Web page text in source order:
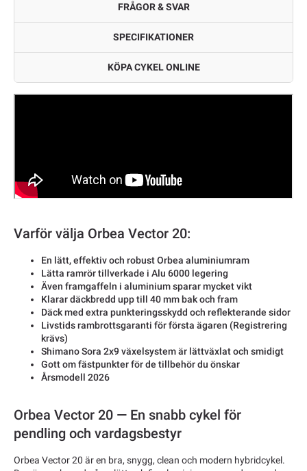
FRÅGOR & SVAR
SPECIFIKATIONER
KÖPA CYKEL ONLINE
Varför välja Orbea Vector 20:
En lätt, effektiv och robust Orbea aluminiumram
Lätta ramrör tillverkade i Alu 6000 legering
Även framgaffeln i aluminium sparar mycket vikt
Klarar däckbredd upp till 40 mm bak och fram
Däck med extra punkteringsskydd och reflekterande sidor
Livstids rambrottsgaranti för första ägaren (Registrering
krävs)
Shimano Sora 2x9 växelsystem är lättväxlat och smidigt
Gott om fästpunkter för de tillbehör du önskar
Årsmodell 2026
Orbea Vector 20 — En snabb cykel för
pendling och vardagsbestyr
Orbea Vector 20 är en bra, snygg, clean och modern hybridcykel.